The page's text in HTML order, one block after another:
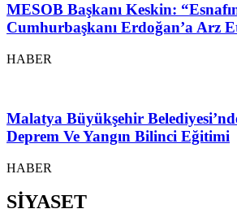
MESOB Başkanı Keskin:
Cumhurbaşkanı Erdoğan’a Arz
HABER
Malatya Büyükşehir
Deprem Ve Yangın Bilinci Eğitimi
HABER
SİYASET